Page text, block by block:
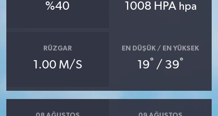
%40 1008 HPA hpa
RÜZGAR
1.00 M/S
EN DÜŞÜK / EN YÜKSEK
19° / 39°